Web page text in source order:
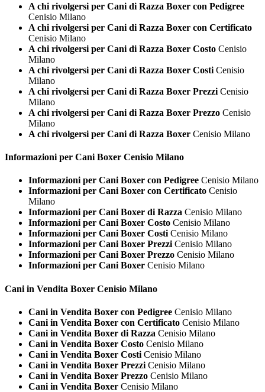
A chi rivolgersi per Cani di Razza Boxer con Pedigree
Cenisio Milano
A chi rivolgersi per Cani di Razza Boxer con Certificato
Cenisio Milano
A chi rivolgersi per Cani di Razza Boxer Costo Cenisio
Milano
A chi rivolgersi per Cani di Razza Boxer Costi Cenisio
Milano
A chi rivolgersi per Cani di Razza Boxer Prezzi Cenisio
Milano
A chi rivolgersi per Cani di Razza Boxer Prezzo Cenisio
Milano
A chi rivolgersi per Cani di Razza Boxer Cenisio Milano
Informazioni per Cani Boxer Cenisio Milano
Informazioni per Cani Boxer con Pedigree Cenisio Milano
Informazioni per Cani Boxer con Certificato Cenisio
Milano
Informazioni per Cani Boxer di Razza Cenisio Milano
Informazioni per Cani Boxer Costo Cenisio Milano
Informazioni per Cani Boxer CostiCenisio Milano
Informazioni per Cani Boxer PrezziCenisio Milano
Informazioni per Cani Boxer Prezzo Cenisio Milano
Informazioni per Cani Boxer Cenisio Milano
Cani in Vendita Boxer Cenisio Milano
Cani in Vendita Boxer con Pedigree Cenisio Milano
Cani in Vendita Boxer con Certificato Cenisio Milano
Cani in Vendita Boxer di Razza Cenisio Milano
Cani in Vendita Boxer Costo Cenisio Milano
Cani in Vendita Boxer Costi Cenisio Milano
Cani in Vendita Boxer Prezzi Cenisio Milano
Cani in Vendita Boxer Prezzo Cenisio Milano
Cani in Vendita Boxer Cenisio Milano